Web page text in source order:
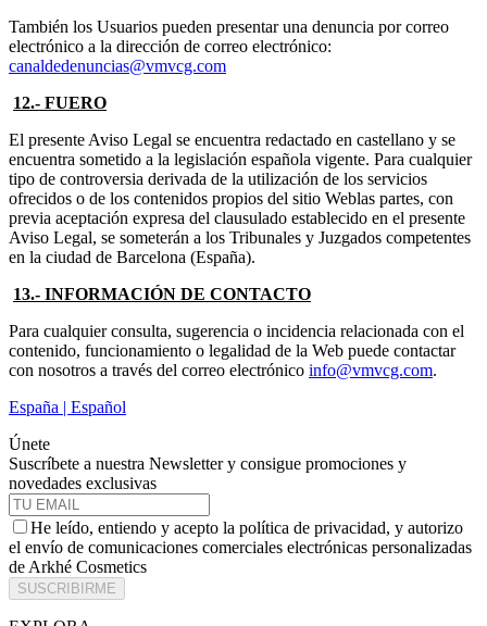
También los Usuarios pueden presentar una denuncia por correo
electrónico a la dirección de correo electrónico:
canaldedenuncias@vmvcg.com
12.- FUERO
El presente Aviso Legal se encuentra redactado en castellano y se
encuentra sometido a la legislación española vigente. Para cualquier
tipo de controversia derivada de la utilización de los servicios
ofrecidos o de los contenidos propios del sitio Weblas partes, con
previa aceptación expresa del clausulado establecido en el presente
Aviso Legal, se someterán a los Tribunales y Juzgados competentes
en la ciudad de Barcelona (España).
13.- INFORMACIÓN DE CONTACTO
Para cualquier consulta, sugerencia o incidencia relacionada con el
contenido, funcionamiento o legalidad de la Web puede contactar
con nosotros a través del correo electrónico info@vmvcg.com.
España | Español
Únete
Suscríbete a nuestra Newsletter y consigue promociones y
novedades exclusivas
He leído, entiendo y acepto la política de privacidad, y autorizo
el envío de comunicaciones comerciales electrónicas personalizadas
de Arkhé Cosmetics
SUSCRIBIRME